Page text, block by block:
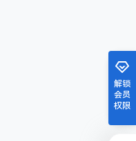
解锁
会员
权限